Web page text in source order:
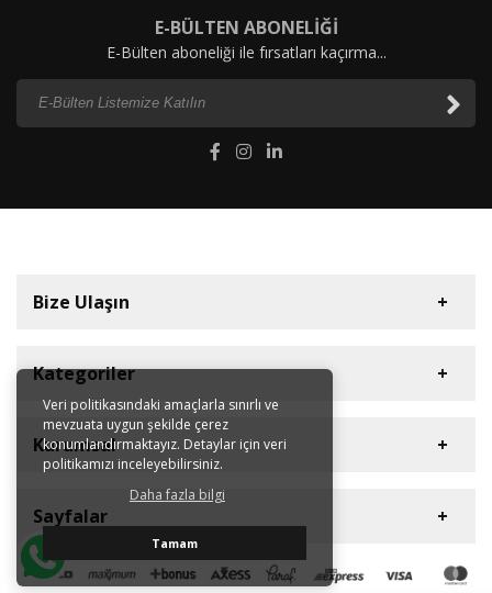
Veri politikasındaki amaçlarla sınırlı ve
mevzuata uygun şekilde çerez
konumlandırmaktayız. Detaylar için veri
politikamızı inceleyebilirsiniz.
Daha fazla bilgi
Tamam
E-BÜLTEN ABONELİĞİ
E-Bülten aboneliği ile fırsatları kaçırma...
Bize Ulaşın
Müşteri Hizmetleri
+90 212 613 41 42
E-Posta Adresi
info@hugepump.com
Ulaşım Bilgileri
Kategoriler
Diyaframlı Pompalar
Dişli Pompalar
Plastik Asit Pompaları
Dozaj Pompaları
Blower
Dalgıç Pompalar
Kurumsal
Sertifikalar
Kataloglar
Sayfalar
Gizlilik ve Kullanım Şartları